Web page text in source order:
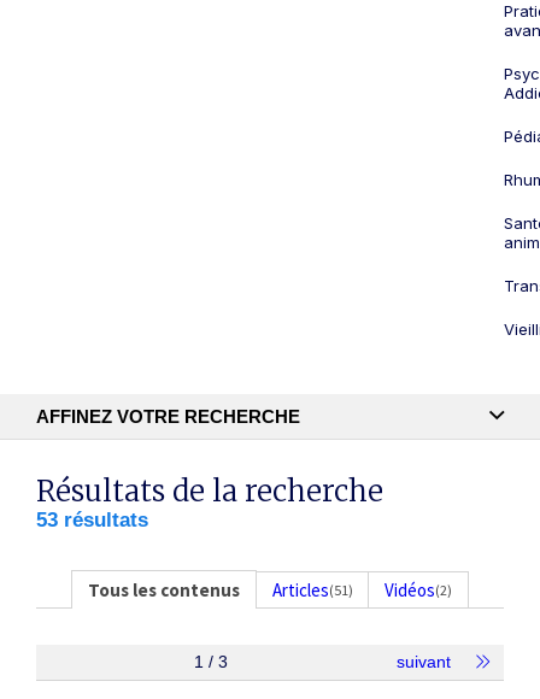
AFFINEZ VOTRE RECHERCHE
Recherche textuelle
Publication
Résultats de la recherche
53 résultats
Tous les contenus Articles(51) Vidéos(2)
1 / 3 suivant